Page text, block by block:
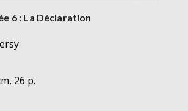
6 : La Déclaration
26 p.